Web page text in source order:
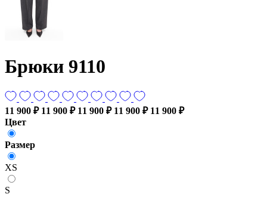
Брюки 9110
11 900 ₽ 11 900 ₽ 11 900 ₽ 11 900 ₽ 11 900 ₽
Цвет
Размер
XS
S